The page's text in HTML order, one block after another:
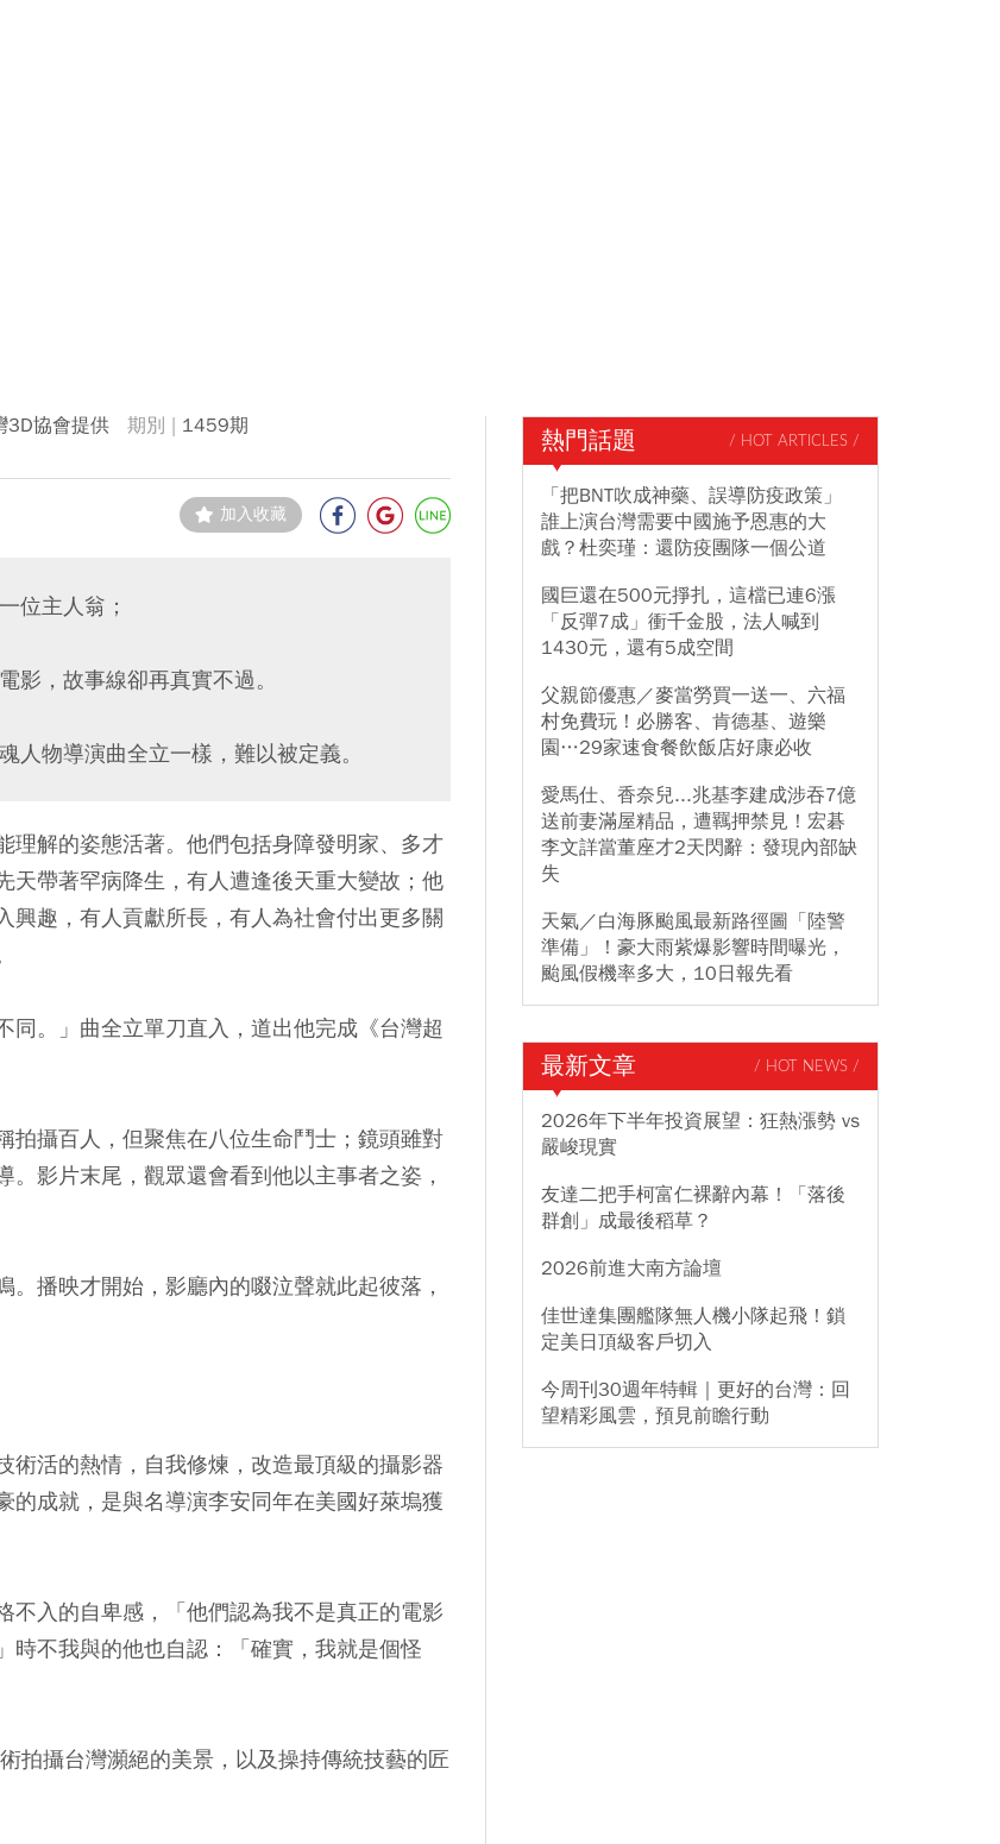
3D協會提供
1459期
加入收藏
位主人翁；
影，故事線卻再真實不過。
物導演曲全立一樣，難以被定義。
理解的姿態活著。他們包括身障發明家、多才
帶著罕病降生，有人遭逢後天重大變故；他
趣，有人貢獻所長，有人為社會付出更多關
同。」曲全立單刀直入，道出他完成《台灣超
拍攝百人，但聚焦在八位生命鬥士；鏡頭雖對
影片末尾，觀眾還會看到他以主事者之姿，
播映才開始，影廳內的啜泣聲就此起彼落，
術活的熱情，自我修煉，改造最頂級的攝影器
成就，是與名導演李安同年在美國好萊塢獲
入的自卑感，「他們認為我不是真正的電影
時不我與的他也自認：「確實，我就是個怪
拍攝台灣瀕絕的美景，以及操持傳統技藝的匠
熱門話題 / HOT ARTICLES /
「把BNT吹成神藥、誤導防疫政策」
誰上演台灣需要中國施予恩惠的大
戲？杜奕瑾：還防疫團隊一個公道
國巨還在500元掙扎，這檔已連6漲
「反彈7成」衝千金股，法人喊到
1430元，還有5成空間
父親節優惠／麥當勞買一送一、六福
村免費玩！必勝客、肯德基、遊樂
園…29家速食餐飲飯店好康必收
愛馬仕、香奈兒...兆基李建成涉吞7億
送前妻滿屋精品，遭羈押禁見！宏碁
李文詳當董座才2天閃辭：發現內部缺
失
天氣／白海豚颱風最新路徑圖「陸警
準備」！豪大雨紫爆影響時間曝光，
颱風假機率多大，10日報先看
最新文章 / HOT NEWS /
2026年下半年投資展望：狂熱漲勢 vs
嚴峻現實
友達二把手柯富仁裸辭內幕！「落後
群創」成最後稻草？
2026前進大南方論壇
佳世達集團艦隊無人機小隊起飛！鎖
定美日頂級客戶切入
今周刊30週年特輯｜更好的台灣：回
望精彩風雲，預見前瞻行動